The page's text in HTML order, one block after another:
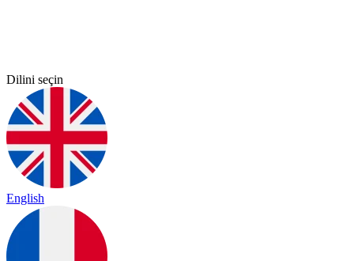
Dilini seçin
English